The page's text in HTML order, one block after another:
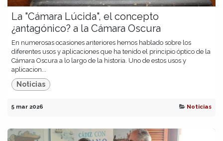
La "Cámara Lúcida", el concepto
¿antagónico? a la Cámara Oscura
En numerosas ocasiones anteriores hemos hablado sobre los
diferentes usos y aplicaciones que ha tenido el principio óptico de la
Cámara Oscura a lo largo de la historia. Uno de estos usos y
aplicacion...
Noticias
5 mar 2026 Noticias